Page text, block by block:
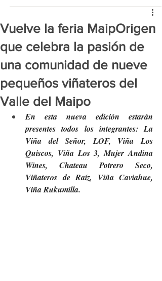
Vuelve la feria MaipOrigen
que celebra la pasión de
una comunidad de nueve
pequeños viñateros del
Valle del Maipo
En esta nueva edición estarán
presentes todos los integrantes: La
Viña del Señor, LOF, Viña Los
Quiscos, Viña Los 3, Mujer Andina
Wines, Chateau Potrero Seco,
Viñateros de Raíz, Viña Caviahue,
Viña Rukumilla.